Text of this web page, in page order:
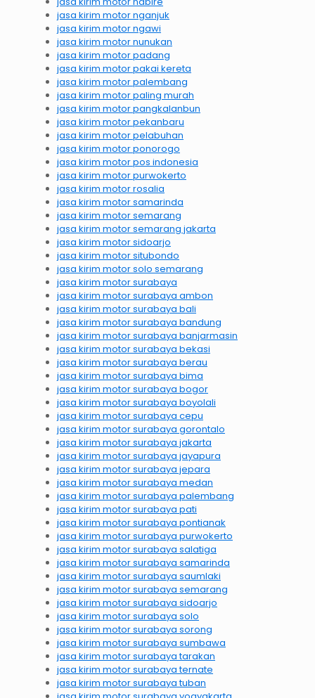
jasa kirim motor nganjuk
jasa kirim motor ngawi
jasa kirim motor nunukan
jasa kirim motor padang
jasa kirim motor pakai kereta
jasa kirim motor palembang
jasa kirim motor paling murah
jasa kirim motor pangkalanbun
jasa kirim motor pekanbaru
jasa kirim motor pelabuhan
jasa kirim motor ponorogo
jasa kirim motor pos indonesia
jasa kirim motor purwokerto
jasa kirim motor rosalia
jasa kirim motor samarinda
jasa kirim motor semarang
jasa kirim motor semarang jakarta
jasa kirim motor sidoarjo
jasa kirim motor situbondo
jasa kirim motor solo semarang
jasa kirim motor surabaya
jasa kirim motor surabaya ambon
jasa kirim motor surabaya bali
jasa kirim motor surabaya bandung
jasa kirim motor surabaya banjarmasin
jasa kirim motor surabaya bekasi
jasa kirim motor surabaya berau
jasa kirim motor surabaya bima
jasa kirim motor surabaya bogor
jasa kirim motor surabaya boyolali
jasa kirim motor surabaya cepu
jasa kirim motor surabaya gorontalo
jasa kirim motor surabaya jakarta
jasa kirim motor surabaya jayapura
jasa kirim motor surabaya jepara
jasa kirim motor surabaya medan
jasa kirim motor surabaya palembang
jasa kirim motor surabaya pati
jasa kirim motor surabaya pontianak
jasa kirim motor surabaya purwokerto
jasa kirim motor surabaya salatiga
jasa kirim motor surabaya samarinda
jasa kirim motor surabaya saumlaki
jasa kirim motor surabaya semarang
jasa kirim motor surabaya sidoarjo
jasa kirim motor surabaya solo
jasa kirim motor surabaya sorong
jasa kirim motor surabaya sumbawa
jasa kirim motor surabaya tarakan
jasa kirim motor surabaya ternate
jasa kirim motor surabaya tuban